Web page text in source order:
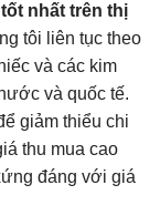
nhất trên thị
tôi liên tục theo
và các kim
và quốc tế.
giảm thiểu chi
thu mua cao
đáng với giá